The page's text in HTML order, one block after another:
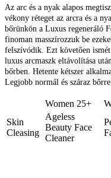
Az arc és a nyak alapos
vékony réteget az arcra és a
bőrünkön a Luxus regeneráló
finoman masszírozzuk be
felszívódik. Ezt követően
luxus arcmaszk eltávolítása
bőrben. Hetente kétszer
Legjobb normál és száraz bőrre.
Women 25+
Skin
Cleasing
Ageless
Beauty Face
Cleaner